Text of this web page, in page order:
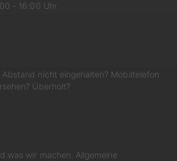
- 16:00 Uhr
nicht eingehalten? Mobiltelefon
Überholt?
was wir machen. Allgemeine